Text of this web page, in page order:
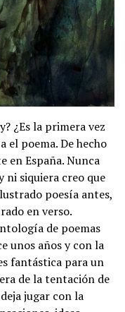
¿Es la primera vez
el poema. De hecho
en España. Nunca
ni siquiera creo que
poesía antes,
en verso.
de poemas
unos años y con la
fantástica para un
de la tentación de
jugar con la